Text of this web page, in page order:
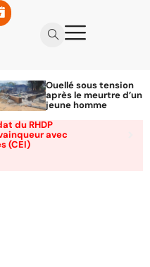
Ouellé sous tension
après le meurtre d’un
jeune homme
du RHDP
avec
(CEI)